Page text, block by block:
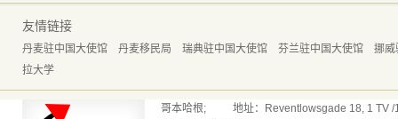
友情链接
丹麦驻中国大使馆 丹麦移民局 瑞典驻中国大使馆 芬兰驻中国大使馆
挪威
拉大学
哥本哈根; 地址：Reventlowsgade 18, 1 TV /